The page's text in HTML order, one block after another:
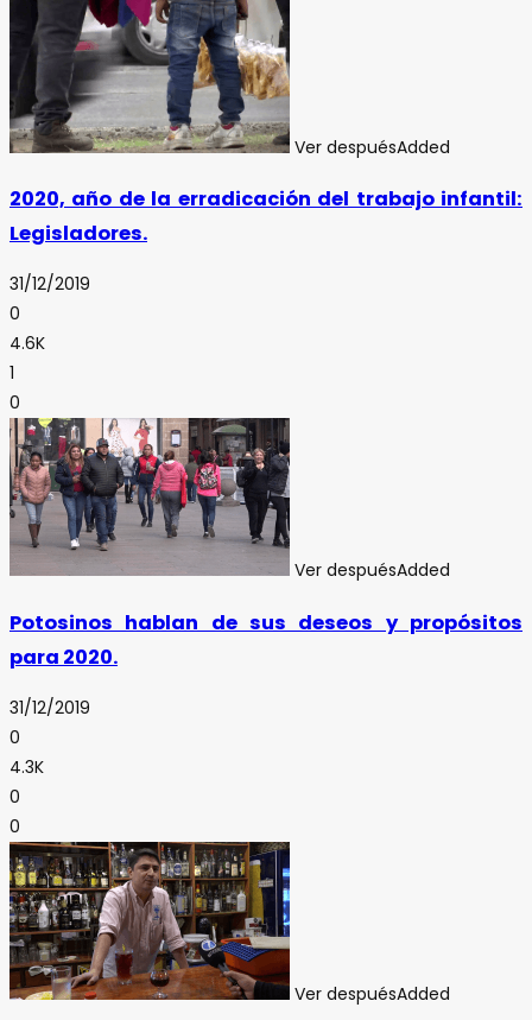
Ver despuésAdded
2020, año de la erradicación del trabajo infantil:
Legisladores.
31/12/2019
0
4.6K
1
0
Ver despuésAdded
Potosinos hablan de sus deseos y propósitos
para 2020.
31/12/2019
0
4.3K
0
0
Ver despuésAdded